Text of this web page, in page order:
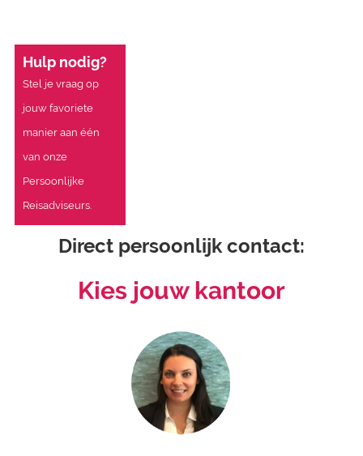
Hulp nodig?
Stel je vraag op
jouw favoriete
manier aan één
van onze
Persoonlijke
Reisadviseurs.
Direct persoonlijk contact:
Kies jouw kantoor